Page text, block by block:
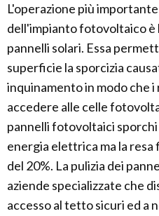
L'operazione più
dell'impianto fotovoltaico è
pannelli solari. Essa
superficie la sporcizia
inquinamento in modo che i
accedere alle celle
pannelli fotovoltaici
energia elettrica ma la
del 20%. La pulizia dei
aziende specializzate che
accesso al tetto sicuri ed a